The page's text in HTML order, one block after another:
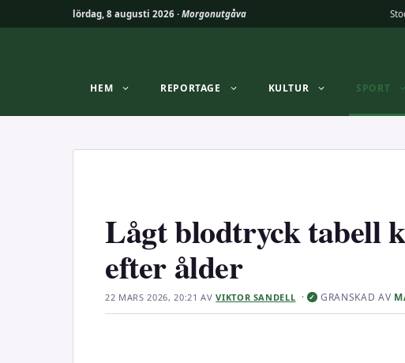
lördag, 8 augusti 2026 · Morgonutgåva
HEM REPORTAGE KULTUR SPORT
Lågt blodtryck tabell
efter ålder
22 MARS 2026, 20:21 AVVIKTOR SANDELL ·✓ GRANSKAD AV